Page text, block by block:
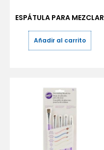
ESPÁTULA PARA MEZCLAR
Añadir al carrito